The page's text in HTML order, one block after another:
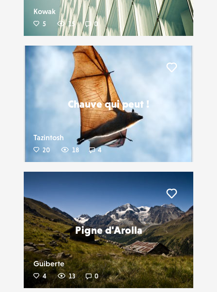
Kowak
5 15 0
Chauve qui peut !
Tazintosh
20 18 4
Pigne d'Arolla
Guiberte
4 13 0